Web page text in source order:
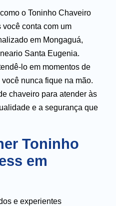
o Toninho Chaveiro
você conta com um
em Mongaguá,
Santa Eugenia.
lo em momentos de
nunca fique na mão.
chaveiro para atender às
e a segurança que
Toninho
em
e experientes